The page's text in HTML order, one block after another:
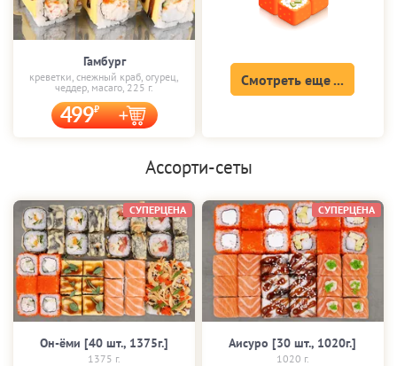
Гамбург
креветки, снежный краб, огурец,
чеддер, масаго, 225 г.
499
Смотреть еще ...
Ассорти-сеты
Он-ёми [40 шт., 1375г.]
1375 г.
СУПЕРЦЕНА
Аисуро [30 шт., 1020г.]
1020 г.
СУПЕРЦЕНА